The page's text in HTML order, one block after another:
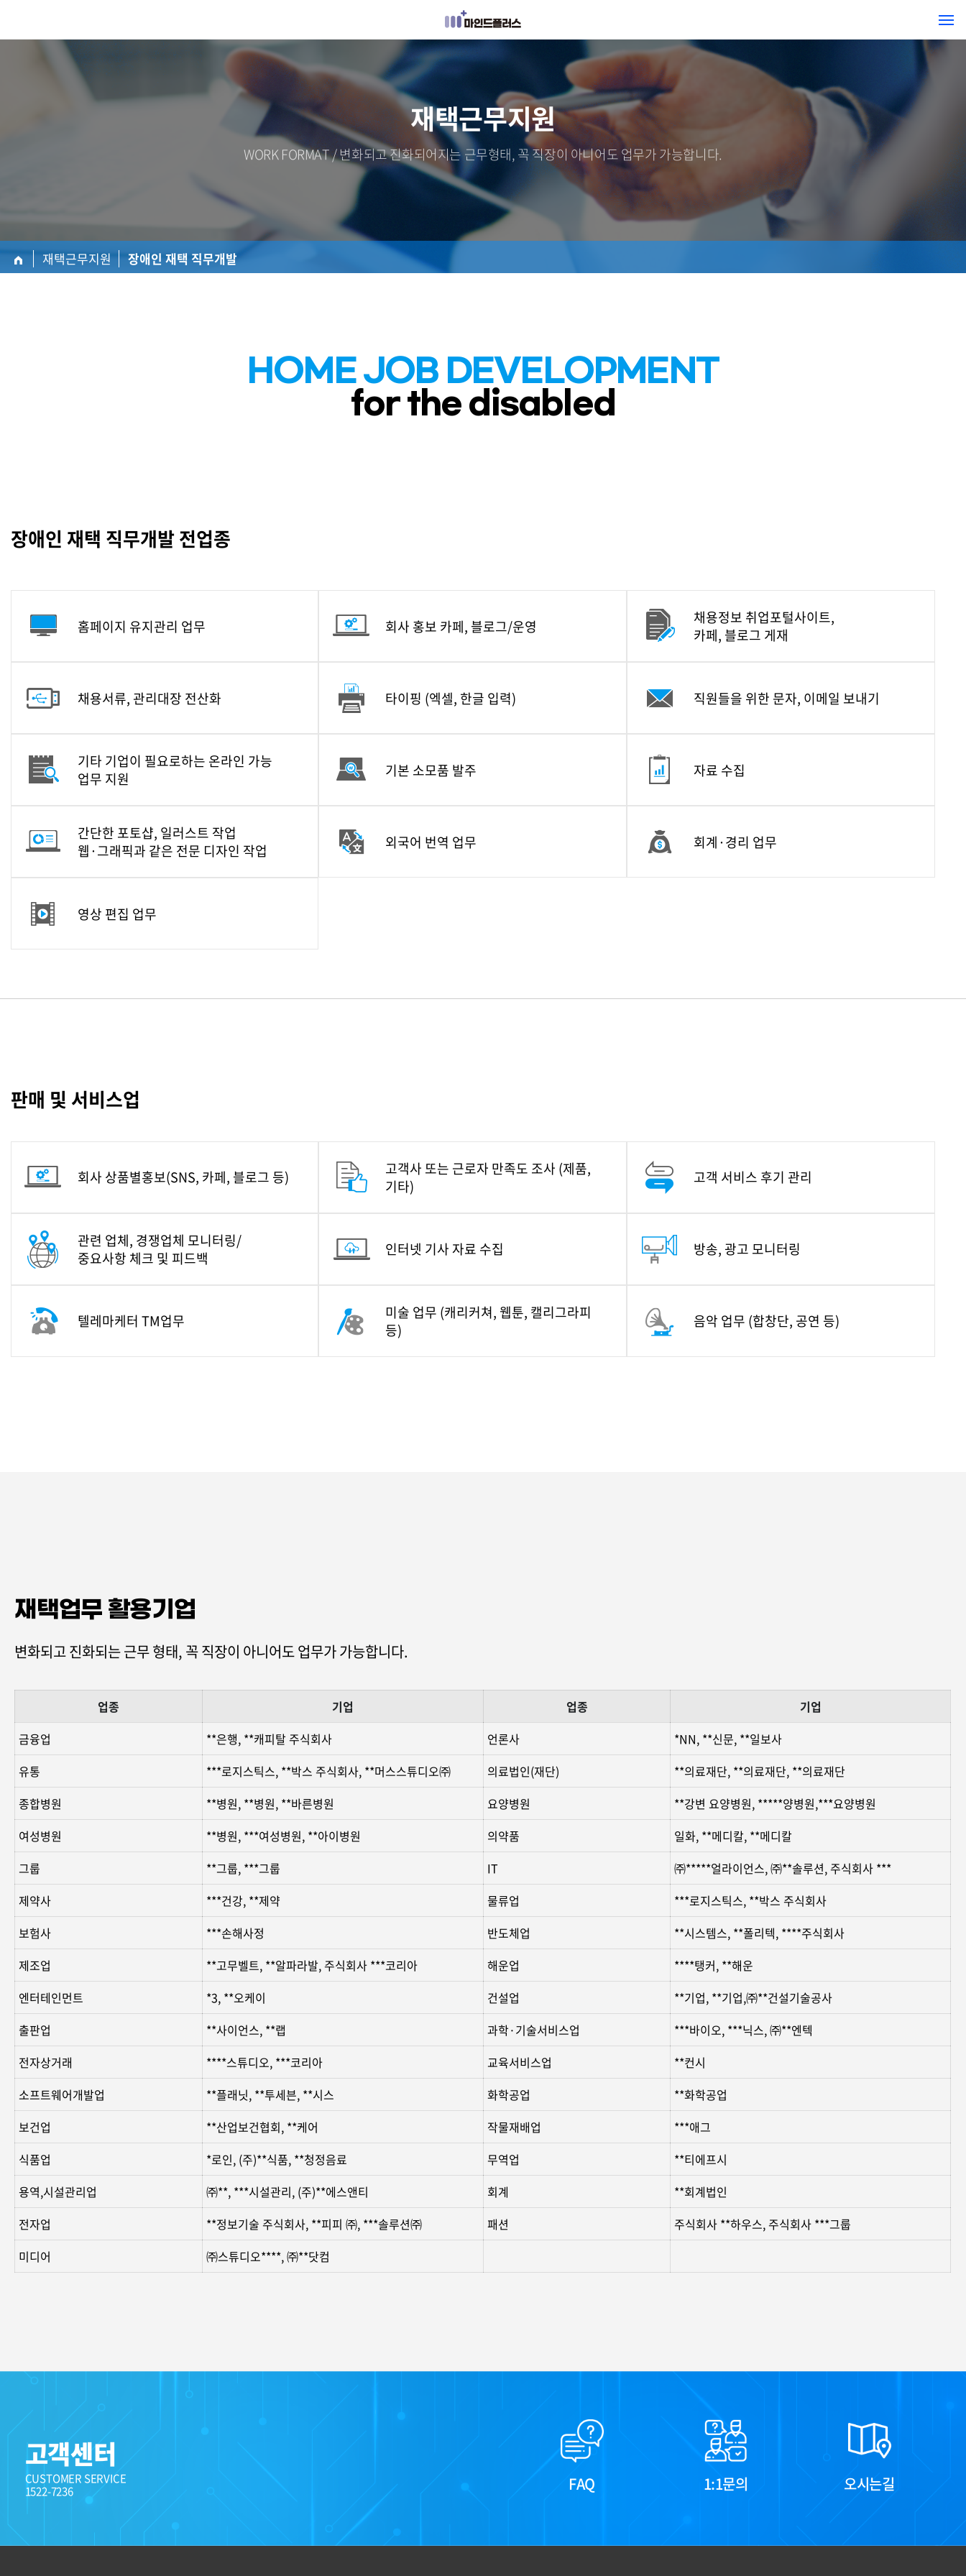
재택근무지원
WORK FORMAT / 변화되고 진화되어지는 근무형태, 꼭 직장이 아니어도 업무가 가능합니다.
재택근무지원 장애인 재택 직무개발
HOME JOB DEVELOPMENT
for the disabled
장애인 재택 직무개발 전업종
홈페이지 유지관리 업무 회사 홍보 카페, 블로그/운영
채용정보 취업포털사이트,
카페, 블로그 게재
채용서류, 관리대장 전산화 타이핑 (엑셀, 한글 입력) 직원들을 위한 문자, 이메일 보내기
기타 기업이 필요로하는 온라인 가능
업무 지원
기본 소모품 발주 자료 수집
간단한 포토샵, 일러스트 작업
웹·그래픽과 같은 전문 디자인 작업
외국어 번역 업무 회계·경리 업무
영상 편집 업무
판매 및 서비스업
회사 상품별홍보(SNS, 카페, 블로그 등) 고객사 또는 근로자 만족도 조사 (제품,
기타)
고객 서비스 후기 관리
관련 업체, 경쟁업체 모니터링/
중요사항 체크 및 피드백
인터넷 기사 자료 수집 방송, 광고 모니터링
텔레마케터 TM업무 미술 업무 (캐리커쳐, 웹툰, 캘리그라피
등)
음악 업무 (합창단, 공연 등)
재택업무 활용기업
변화되고 진화되는 근무 형태, 꼭 직장이 아니어도 업무가 가능합니다.
업종 기업 업종
기업
금융업
**은행, **캐피탈 주식회사 언론사
*NN, **신문, **일보사
유통
***로지스틱스, **박스 주식회사, **머스스튜디오㈜ 의료법인(재단)
**의료재단, **의료재단, **의료재단
종합병원
**병원, **병원, **바른병원 요양병원
**강변 요양병원, *****양병원,***요양병원
여성병원
**병원, ***여성병원, **아이병원 의약품
일화, **메디칼, **메디칼
그룹
**그룹, ***그룹 IT
㈜*****얼라이언스, ㈜**솔루션, 주식회사 ***
제약사
***건강, **제약 물류업
***로지스틱스, **박스 주식회사
보험사
***손해사정 반도체업
**시스템스, **폴리텍, ****주식회사
제조업
**고무벨트, **알파라발, 주식회사 ***코리아 해운업
****탱커, **해운
엔터테인먼트
*3, **오케이 건설업
**기업, **기업,㈜**건설기술공사
출판업
**사이언스, **랩 과학·기술서비스업
***바이오, ***닉스, ㈜**엔텍
전자상거래
****스튜디오, ***코리아 교육서비스업
**컨시
소프트웨어개발업
**플래닛, **투세븐, **시스 화학공업
**화학공업
보건업
**산업보건협회, **케어 작물재배업
***애그
식품업
*로인, (주)**식품, **청정음료 무역업
**티에프시
용역,시설관리업
㈜**, ***시설관리, (주)**에스앤티 회계
**회계법인
전자업
**정보기술 주식회사, **피피 ㈜, ***솔루션㈜ 패션
주식회사 **하우스, 주식회사 ***그룹
미디어
㈜스튜디오****, ㈜**닷컴
고객센터
CUSTOMER SERVICE
1522-7236
FAQ 1:1문의 오시는길